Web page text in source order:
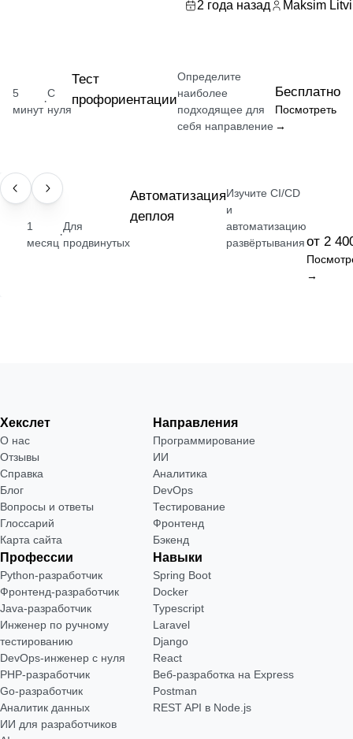
2 года назад
Maksim
5
минут
·
С
нуля
Тест
профориентации
Определите
наиболее
подходящее для
себя направление
Бесплатно
Посмотреть
→
НАВЫК
1
месяц
·
Для
продвинутых
Автоматизация
деплоя
Изучите CI/CD
и
автоматизацию
развёртыванияот 2
→
Хекслет
О нас
Отзывы
Справка
Блог
Вопросы и ответы
Глоссарий
Карта сайта
Направления
Программирование
ИИ
Аналитика
DevOps
Тестирование
Фронтенд
Бэкенд
Профессии
Python-разработчик
Фронтенд-разработчик
Java-разработчик
Инженер по ручному
тестированию
DevOps-инженер с нуля
РНР-разработчик
Go-разработчик
Аналитик данных
ИИ для разработчиков
Навыки
Spring Boot
Docker
Typescript
Laravel
Django
React
Веб-разработка на Express
Postman
REST API в Node.js